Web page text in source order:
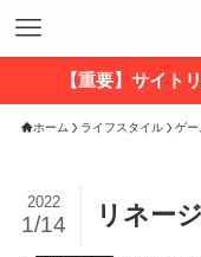
【重要】サイト
ホーム ライフスタイル ゲー
リネー
2022
1/14